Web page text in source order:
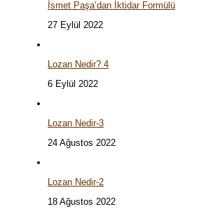
İsmet Paşa’dan İktidar Formülü
27 Eylül 2022
Lozan Nedir? 4
6 Eylül 2022
Lozan Nedir-3
24 Ağustos 2022
Lozan Nedir-2
18 Ağustos 2022